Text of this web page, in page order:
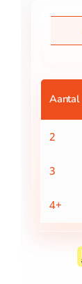
Aantal
2
3
4+